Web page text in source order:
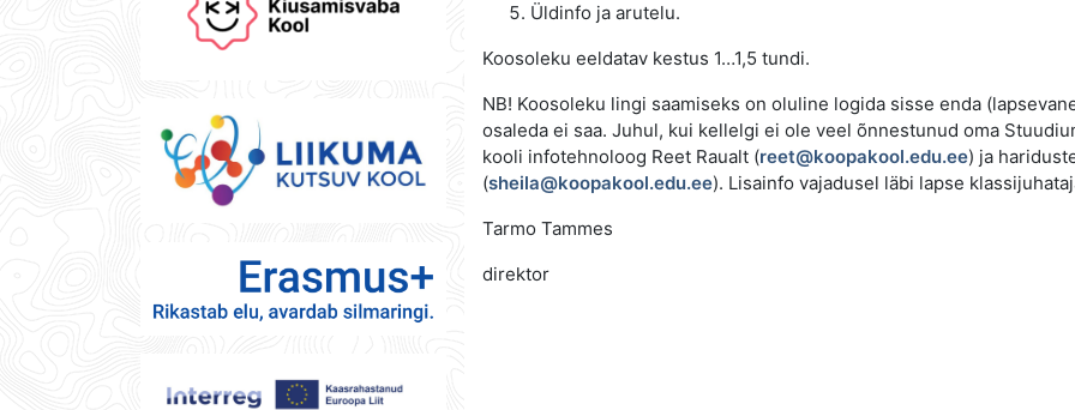
Üldinfo ja arutelu.
Koosoleku eeldatav kestus 1…1,5 tundi.
NB! Koosoleku lingi saamiseks on oluline logida sisse enda
osaleda ei saa. Juhul, kui kellelgi ei ole veel õnnestunud oma
kooli infotehnoloog Reet Raualt (reet@koopakool.edu.ee) ja
(sheila@koopakool.edu.ee). Lisainfo vajadusel läbi lapse
Tarmo Tammes
direktor